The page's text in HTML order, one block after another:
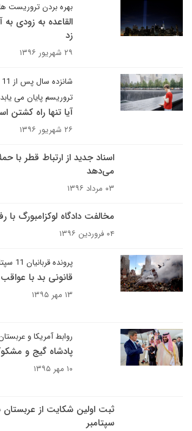
بهره بردن تروریست
القاعده به زودی
زد
۲۹ شهریور ۱۳۹۶
تروریسم پایان می یابد
آیا تنها راه کشتن
۲۶ شهریور ۱۳۹۶
می‌دهد
۰۳ مرداد ۱۳۹۶
مخالفت دادگاه لوکزامبورگ با
۰۴ فروردین ۱۳۹۶
پرونده قربانیان 11 سپتامبر را باید بست
قانونی بد با
۱۳ مهر ۱۳۹۵
روابط آمریکا و
پادشاه گیج و
۱۰ مهر ۱۳۹۵
سپتامبر